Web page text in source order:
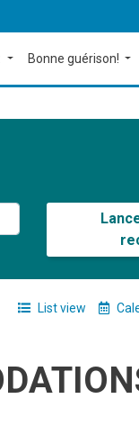
Bonne guérison!
List view